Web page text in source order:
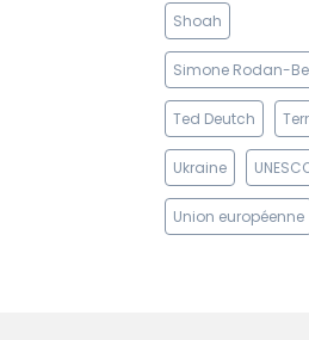
Shoah
Simone Rodan-
Ted Deutch
Ukraine
Union européenne